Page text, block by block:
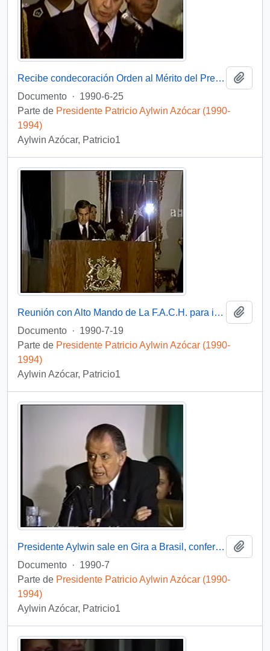
Recibe condecoración Orden al Mérito del Presidente de Colombia : video
Documento · 1990-6-25
Parte de Presidente Patricio Aylwin Azócar (1990-
1994)
Aylwin Azócar, Patricio1
Reunión con Alto Mando de La F.A.C.H. para imponer Condecoración Presidente de la República : video
Documento · 1990-7-19
Parte de Presidente Patricio Aylwin Azócar (1990-
1994)
Aylwin Azócar, Patricio1
Presidente Aylwin sale en Gira a Brasil, conferencia de prensa : video
Documento · 1990-7
Parte de Presidente Patricio Aylwin Azócar (1990-
1994)
Aylwin Azócar, Patricio1